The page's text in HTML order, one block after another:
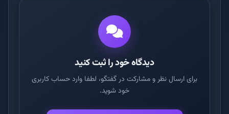
دیدگاه خود را ثبت کنید
برای ارسال نظر و مشارکت در گفتگو، لطفا وارد حساب کاربری
خود شوید.